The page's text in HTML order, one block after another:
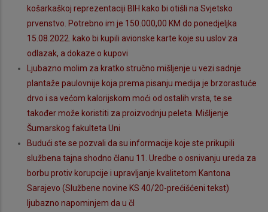
košarkaškoj reprezentaciji BIH kako bi otišli na Svjetsko
prvenstvo. Potrebno im je 150.000,00 KM do ponedjeljka
15.08.2022. kako bi kupili avionske karte koje su uslov za
odlazak, a dokaze o kupovi
Ljubazno molim za kratko stručno mišljenje u vezi sadnje
plantaže paulovnije koja prema pisanju medija je brzorastuće
drvo i sa većom kalorijskom moći od ostalih vrsta, te se
također može koristiti za proizvodnju peleta. Mišljenje
Šumarskog fakulteta Uni
Budući ste se pozvali da su informacije koje ste prikupili
službena tajna shodno članu 11. Uredbe o osnivanju ureda za
borbu protiv korupcije i upravljanje kvalitetom Kantona
Sarajevo (Službene novine KS 40/20-prećišćeni tekst)
ljubazno napominjem da u čl